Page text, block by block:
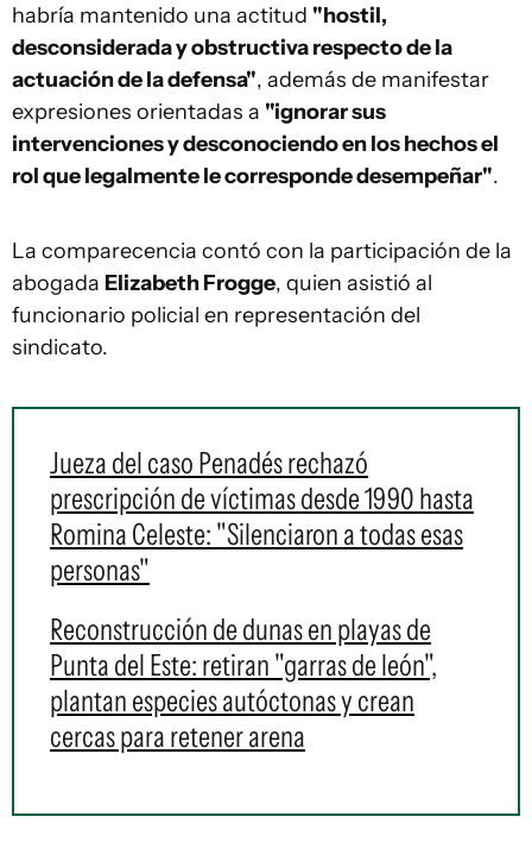
habría mantenido una actitud "hostil,
desconsiderada y obstructiva respecto de la
actuación de la defensa", además de manifestar
expresiones orientadas a "ignorar sus
intervenciones y desconociendo en los hechos el
rol que legalmente le corresponde desempeñar".
La comparecencia contó con la participación de la
abogada Elizabeth Frogge, quien asistió al
funcionario policial en representación del
sindicato.
Jueza del caso Penadés rechazó
prescripción de víctimas desde 1990 hasta
Romina Celeste: "Silenciaron a todas esas
personas"
Reconstrucción de dunas en playas de
Punta del Este: retiran "garras de león",
plantan especies autóctonas y crean
cercas para retener arena